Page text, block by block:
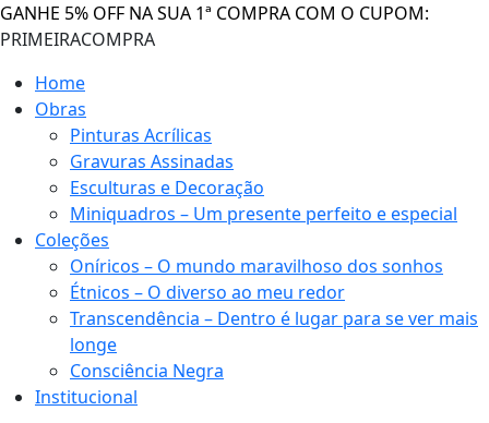
GANHE 5% OFF NA SUA 1ª COMPRA COM O CUPOM:
PRIMEIRACOMPRA
Home
Obras
Pinturas Acrílicas
Gravuras Assinadas
Esculturas e Decoração
Miniquadros – Um presente perfeito e especial
Coleções
Oníricos – O mundo maravilhoso dos sonhos
Étnicos – O diverso ao meu redor
Transcendência – Dentro é lugar para se ver mais
longe
Consciência Negra
Institucional